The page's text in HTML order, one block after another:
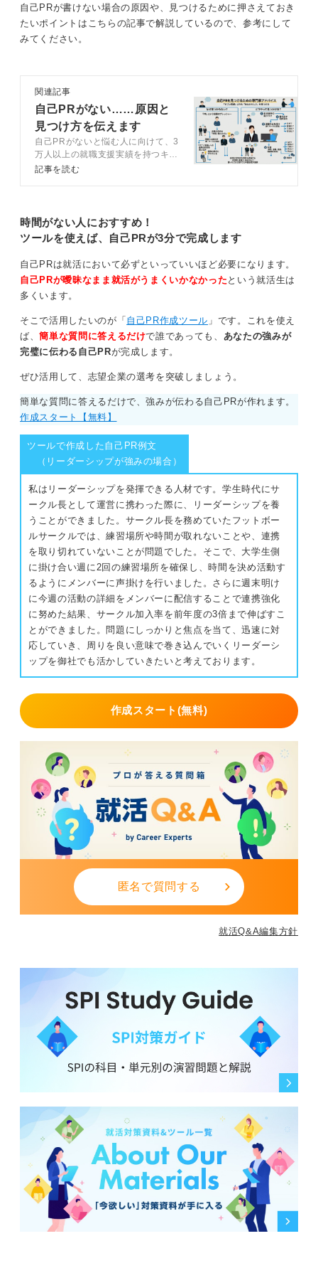
す」と宣言することで、それがあなたの目標となり、入
社までにその理想の自分に近づく努力をするきっかけに
もなります。
と覚えておきましょう。
0
接を突破しましょう。
自己PRが書けない場合の原因や、見つけるために押さえておき
たいポイントはこちらの記事で解説しているので、参考にして
みてください。
関連記事
自己PRがない……原因と
見つけ方を伝えます
自己PRがないと悩む人に向けて、3
万人以上の就職支援実績を持つキャ
リアコンサルタントが、見つけ方を
を紹介します。
記事を読む
時間がない人におすすめ！
ツールを使えば、自己PRが3分で完成します
自己PRは就活において必ずといっていいほど必要になります。
自己PRが曖昧なまま就活がうまくいかなかった という就活生は
多くいます。
そこで活用したいのが「 自己PR作成ツール 」です。これを使え
ば、簡単な質問に答えるだけで誰であっても、 あなたの強みが
完璧に伝わる自己PRが完成します。
ぜひ活用して、志望企業の選考を突破しましょう。
簡単な質問に答えるだけで、強みが伝わる自己PRが作れます。
作成スタート【無料】
ツールで作成した自己PR例文
（リーダーシップが強みの場合）
私はリーダーシップを発揮できる人材です。学生時代にサ
ークル長として運営に携わった際に、リーダーシップを養
うことができました。サークル長を務めていたフットボー
ルサークルでは、練習場所や時間が取れないことや、連携
を取り切れていないことが問題でした。そこで、大学生側
に掛け合い週に2回の練習場所を確保し、時間を決め活動す
るようにメンバーに声掛けを行いました。さらに週末明け
に今週の活動の詳細をメンバーに配信することで連携強化
に努めた結果、サークル加入率を前年度の3倍まで伸ばすこ
とができました。問題にしっかりと焦点を当て、迅速に対
応していき、周りを良い意味で巻き込んでいくリーダーシ
ップを御社でも活かしていきたいと考えております。
作成スタート(無料)
匿名で質問する
就活Q&A編集方針